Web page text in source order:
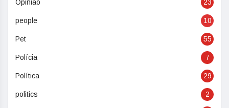
Opinião 23
people 10
Pet 55
Polícia 7
Política 29
politics 2